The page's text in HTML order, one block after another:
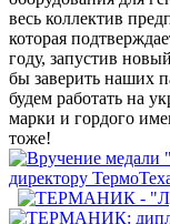
весь коллектив
которая
году, запустив
бы заверить наших
будем работать на
марки и гордого
тоже!